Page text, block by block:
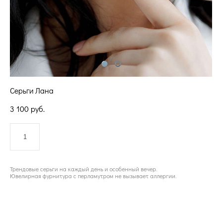
Серьги Лана
3 100 pуб.
Трендовые серьги на каждый день и особенный вечер.
Ювелирная фурнитура с перламутром не вызывает аллергии.